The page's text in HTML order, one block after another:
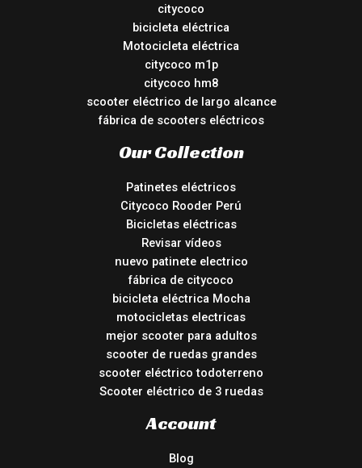
citycoco
bicicleta eléctrica
Motocicleta eléctrica
citycoco m1p
citycoco hm8
scooter eléctrico de largo alcance
fábrica de scooters eléctricos
Our Collection
Patinetes eléctricos
Citycoco Rooder Perú
Bicicletas eléctricas
Revisar vídeos
nuevo patinete electrico
fábrica de citycoco
bicicleta eléctrica Mocha
motocicletas electricas
mejor scooter para adultos
scooter de ruedas grandes
scooter eléctrico todoterreno
Scooter eléctrico de 3 ruedas
Account
Blog